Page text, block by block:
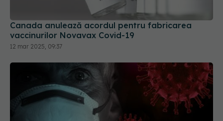
Canada anulează acordul pentru fabricarea
vaccinurilor Novavax Covid-19
12 mar 2025, 09:37